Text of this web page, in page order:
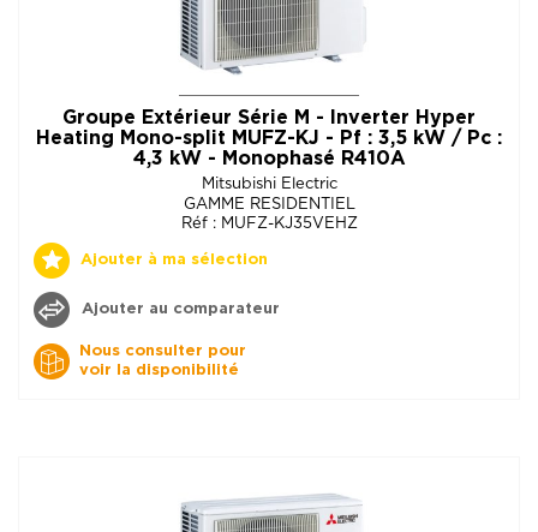
Groupe Extérieur Série M - Inverter Hyper
Heating Mono-split MUFZ-KJ - Pf : 3,5 kW / Pc :
4,3 kW - Monophasé R410A
Mitsubishi Electric
GAMME RESIDENTIEL
Réf : MUFZ-KJ35VEHZ
Ajouter à ma sélection
Ajouter au comparateur
Nous consulter pour
voir la disponibilité